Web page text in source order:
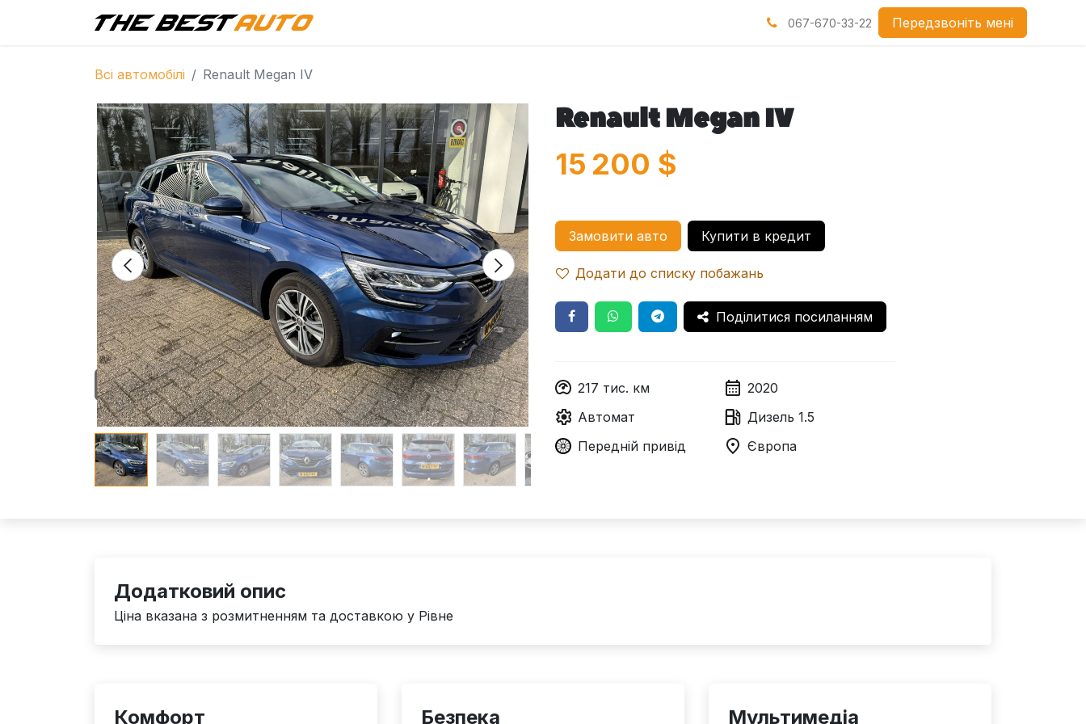
067-670-33-22 Передзвоніть мені
Всі автомобілі Renault Megan IV
Renault Megan IV
15 200 $
Замовити авто Купити в кредит
Додати до списку побажань
Поділитися посиланням
217 тис. км
2020
Автомат
Дизель 1.5
Передній привід Європа
Додатковий опис
Ціна вказана з розмитненням та доставкою у Рівне
Комфорт Безпека Мультимедіа